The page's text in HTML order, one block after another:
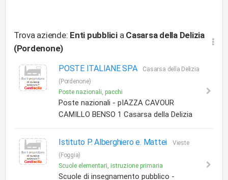
Trova aziende: Enti pubblici a Casarsa della Delizia
(Pordenone)
POSTE ITALIANE SPA
Casarsa della Delizia
(Pordenone)
Poste nazionali, pacchi
Poste nazionali - pIAZZA CAVOUR
CAMILLO BENSO 1 Casarsa della Delizia
Istituto P. Alberghiero e. Mattei
Vieste
(Foggia)
Scuole elementari, istruzione primaria
Scuole di insegnamento pubblico -